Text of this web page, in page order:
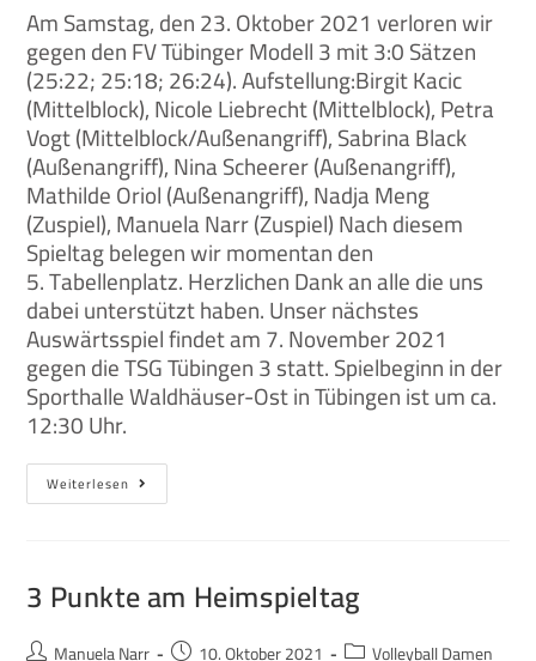
Am Samstag, den 23. Oktober 2021 verloren wir
gegen den FV Tübinger Modell 3 mit 3:0 Sätzen
(25:22; 25:18; 26:24). Aufstellung:Birgit Kacic
(Mittelblock), Nicole Liebrecht (Mittelblock), Petra
Vogt (Mittelblock/Außenangriff), Sabrina Black
(Außenangriff), Nina Scheerer (Außenangriff),
Mathilde Oriol (Außenangriff), Nadja Meng
(Zuspiel), Manuela Narr (Zuspiel) Nach diesem
Spieltag belegen wir momentan den
5. Tabellenplatz. Herzlichen Dank an alle die uns
dabei unterstützt haben. Unser nächstes
Auswärtsspiel findet am 7. November 2021
gegen die TSG Tübingen 3 statt. Spielbeginn in der
Sporthalle Waldhäuser-Ost in Tübingen ist um ca.
12:30 Uhr.
Weiterlesen
3 Punkte am Heimspieltag
Manuela Narr 10. Oktober 2021 Volleyball Damen